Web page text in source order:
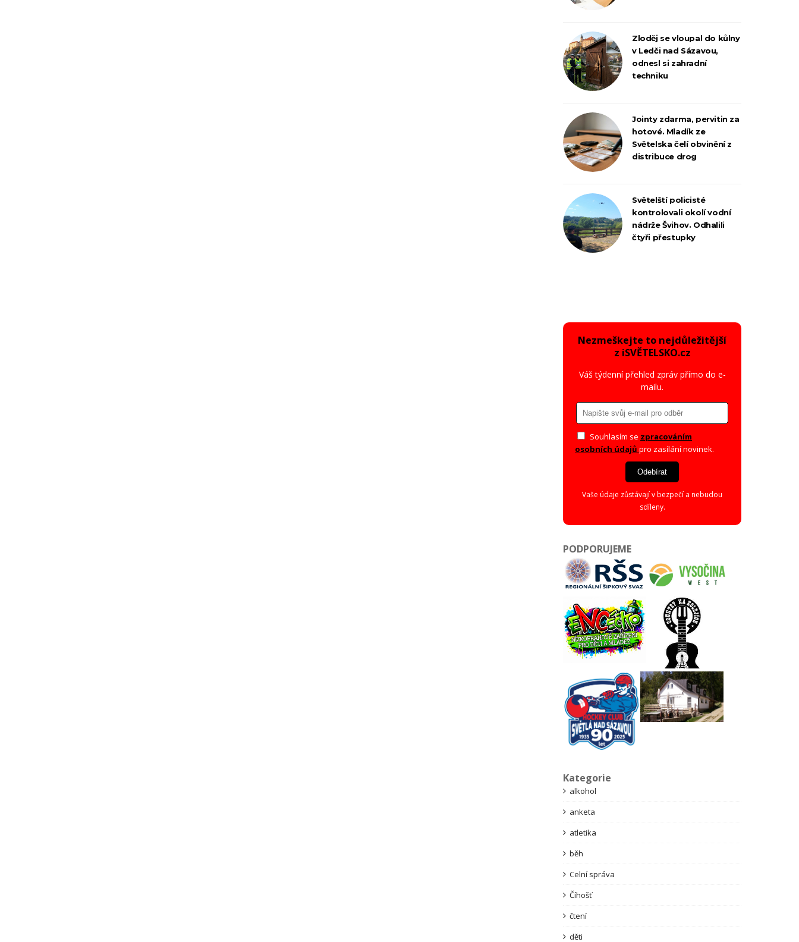
Zloděj se vloupal do kůlny
v Ledči nad Sázavou,
odnesl si zahradní
techniku
Jointy zdarma, pervitin za
hotové. Mladík ze
Světelska čelí obvinění z
distribuce drog
Světelští policisté
kontrolovali okolí vodní
nádrže Švihov. Odhalili
čtyři přestupky
Nezmeškejte to nejdůležitější
z iSVĚTELSKO.cz
Váš týdenní přehled zpráv přímo do e-
mailu.
Souhlasím se zpracováním
osobních údajů pro zasílání novinek.
Odebírat
Vaše údaje zůstávají v bezpečí a nebudou
sdíleny.
PODPORUJEME
Kategorie
alkohol
anketa
atletika
běh
Celní správa
Číhošť
čtení
děti